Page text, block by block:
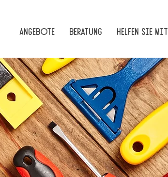
Angebote Beratung Helfen Sie mit